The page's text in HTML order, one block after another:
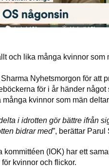
och lika många kvinnor som
Nyhetsmorgon för att
för i år händer något
kvinnor som män
i idrotten gör bättre ifrån
bidrar med”, berättar Parul
(IOK) har ett
kvinnor och flickor.